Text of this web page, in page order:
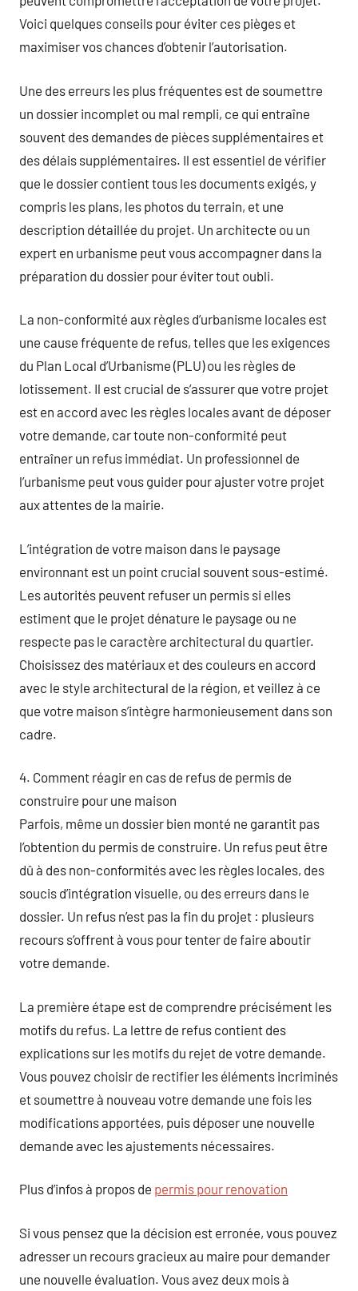
Voici quelques conseils pour éviter ces pièges et
maximiser vos chances d’obtenir l’autorisation.
Une des erreurs les plus fréquentes est de soumettre
un dossier incomplet ou mal rempli, ce qui entraîne
souvent des demandes de pièces supplémentaires et
des délais supplémentaires. Il est essentiel de vérifier
que le dossier contient tous les documents exigés, y
compris les plans, les photos du terrain, et une
description détaillée du projet. Un architecte ou un
expert en urbanisme peut vous accompagner dans la
préparation du dossier pour éviter tout oubli.
La non-conformité aux règles d’urbanisme locales est
une cause fréquente de refus, telles que les exigences
du Plan Local d’Urbanisme (PLU) ou les règles de
lotissement. Il est crucial de s’assurer que votre projet
est en accord avec les règles locales avant de déposer
votre demande, car toute non-conformité peut
entraîner un refus immédiat. Un professionnel de
l’urbanisme peut vous guider pour ajuster votre projet
aux attentes de la mairie.
L’intégration de votre maison dans le paysage
environnant est un point crucial souvent sous-estimé.
Les autorités peuvent refuser un permis si elles
estiment que le projet dénature le paysage ou ne
respecte pas le caractère architectural du quartier.
Choisissez des matériaux et des couleurs en accord
avec le style architectural de la région, et veillez à ce
que votre maison s’intègre harmonieusement dans son
cadre.
4. Comment réagir en cas de refus de permis de
construire pour une maison
Parfois, même un dossier bien monté ne garantit pas
l’obtention du permis de construire. Un refus peut être
dû à des non-conformités avec les règles locales, des
soucis d’intégration visuelle, ou des erreurs dans le
dossier. Un refus n’est pas la fin du projet : plusieurs
recours s’offrent à vous pour tenter de faire aboutir
votre demande.
La première étape est de comprendre précisément les
motifs du refus. La lettre de refus contient des
explications sur les motifs du rejet de votre demande.
Vous pouvez choisir de rectifier les éléments incriminés
et soumettre à nouveau votre demande une fois les
modifications apportées, puis déposer une nouvelle
demande avec les ajustements nécessaires.
Plus d’infos à propos de permis pour renovation
Si vous pensez que la décision est erronée, vous pouvez
adresser un recours gracieux au maire pour demander
une nouvelle évaluation. Vous avez deux mois à